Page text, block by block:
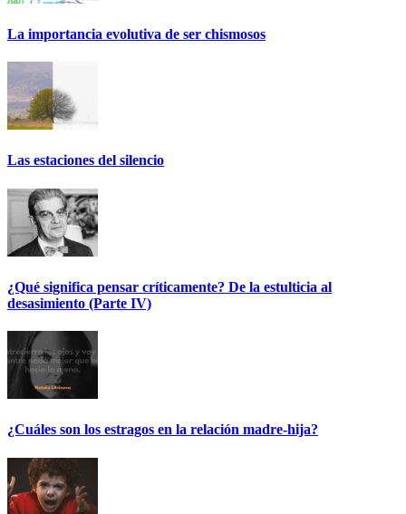
La importancia evolutiva de ser chismosos
Las estaciones del silencio
¿Qué significa pensar críticamente? De la estulticia al
desasimiento (Parte IV)
¿Cuáles son los estragos en la relación madre-hija?